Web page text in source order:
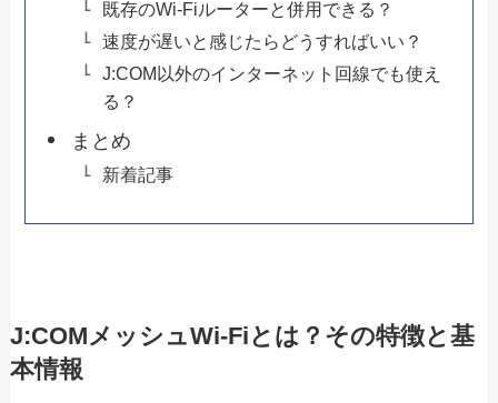
既存のWi-Fiルーターと併用できる？
速度が遅いと感じたらどうすればいい？
J:COM以外のインターネット回線でも使え
る？
まとめ
新着記事
J:COMメッシュWi-Fiとは？その特徴と基
本情報